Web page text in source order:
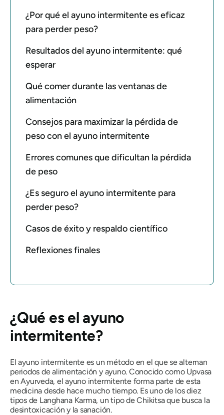
¿Por qué el ayuno intermitente es eficaz
para perder peso?
Resultados del ayuno intermitente: qué
esperar
Qué comer durante las ventanas de
alimentación
Consejos para maximizar la pérdida de
peso con el ayuno intermitente
Errores comunes que dificultan la pérdida
de peso
¿Es seguro el ayuno intermitente para
perder peso?
Casos de éxito y respaldo científico
Reflexiones finales
¿Qué es el ayuno
intermitente?
El ayuno intermitente es un método en el que se alternan
periodos de alimentación y ayuno. Conocido como Upvasa
en Ayurveda, el ayuno intermitente forma parte de esta
medicina desde hace mucho tiempo. Es uno de los diez
tipos de Langhana Karma, un tipo de Chikitsa que busca la
desintoxicación y la sanación.